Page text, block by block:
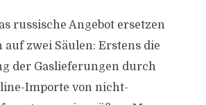
russische Angebot ersetzen
zwei Säulen: Erstens die
der Gaslieferungen durch
Importe von nicht-